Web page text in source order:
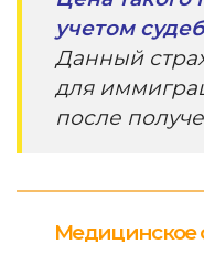
учетом
Данный
для
после
Медицинское